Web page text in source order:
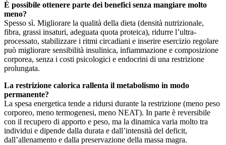
È possibile ottenere parte dei benefici senza mangiare molto
meno?
Spesso sì. Migliorare la qualità della dieta (densità nutrizionale,
fibra, grassi insaturi, adeguata quota proteica), ridurre l’ultra-
processato, stabilizzare i ritmi circadiani e inserire esercizio regolare
può migliorare sensibilità insulinica, infiammazione e composizione
corporea, senza i costi psicologici e endocrini di una restrizione
prolungata.
La restrizione calorica rallenta il metabolismo in modo
permanente?
La spesa energetica tende a ridursi durante la restrizione (meno peso
corporeo, meno termogenesi, meno NEAT). In parte è reversibile
con il recupero di apporto e peso, ma la dinamica varia molto tra
individui e dipende dalla durata e dall’intensità del deficit,
dall’allenamento e dalla preservazione della massa magra.